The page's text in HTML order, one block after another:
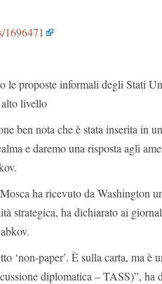
1696471
le proposte informali degli Stati
livello
ben nota che è stata inserita in
e daremo una risposta agli
ha ricevuto da Washington
strategica, ha dichiarato ai
‘non-paper’. È sulla carta, ma è
diplomatica – TASS)”, ha